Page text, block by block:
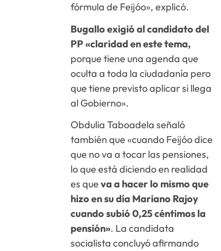
fórmula de Feijóo», explicó.
Bugallo exigió al candidato del
PP «claridad en este tema,
porque tiene una agenda que
oculta a toda la ciudadanía pero
que tiene previsto aplicar si llega
al Gobierno».
Obdulia Taboadela señaló
también que «cuando Feijóo dice
que no va a tocar las pensiones,
lo que está diciendo en realidad
es que va a hacer lo mismo que
hizo en su día Mariano Rajoy
cuando subió 0,25 céntimos la
pensión». La candidata
socialista concluyó afirmando